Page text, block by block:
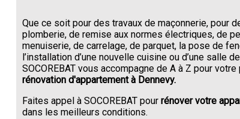
Que ce soit pour des travaux de maçonnerie, pour
plomberie, de remise aux normes électriques, de
menuiserie, de carrelage, de parquet, la pose de
l’installation d’une nouvelle cuisine ou d’une salle
SOCOREBAT vous accompagne de A à Z pour
rénovation d'appartement à Dennevy.
Faites appel à SOCOREBAT pour rénover votre
dans les meilleurs conditions.